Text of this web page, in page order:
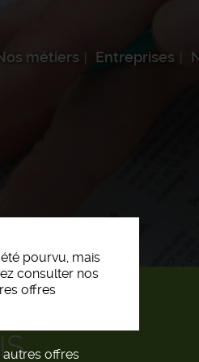
métiers Entreprises
pourvu, mais
consulter nos
offres
autres offres